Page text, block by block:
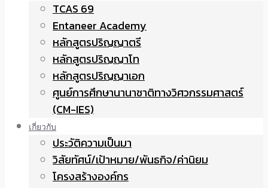
TCAS 69
Entaneer Academy
หลักสูตรปริญญาตรี
หลักสูตรปริญญาโท
หลักสูตรปริญญาเอก
ศูนย์การศึกษานานาชาติทางวิศวกรรมศาสตร์
(CM-IES)
เกี่ยวกับ
ประวัติความเป็นมา
วิสัยทัศน์/เป้าหมาย/พันธกิจ/ค่านิยม
โครงสร้างองค์กร